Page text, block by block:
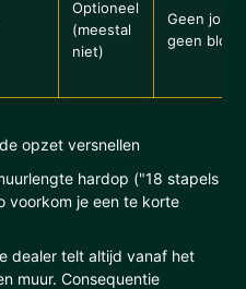
Optioneel
(meestal
niet)
Geen
geen
opzet versnellen
hardop ("18 stapels
voorkom je een te korte
dealer telt altijd vanaf het
muur. Consequentie